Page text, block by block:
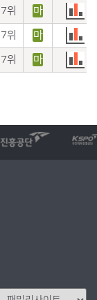
7위 마
7위 마
7위 마